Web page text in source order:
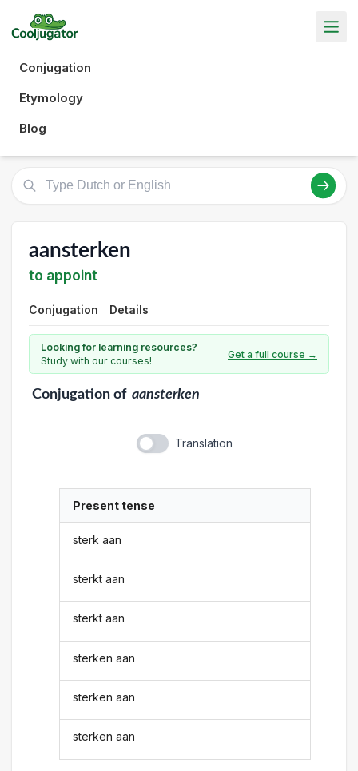
Conjugation
Etymology
Blog
aansterken
to appoint
Conjugation Details
Looking for learning resources?
Study with our courses!
Get a full course →
Conjugationof aansterken
Translation
Present tense
sterk aan
sterkt aan
sterkt aan
sterken aan
sterken aan
sterken aan